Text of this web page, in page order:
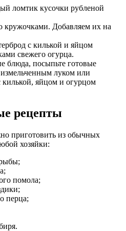
ломтик кусочки рубленой
кружочками. Добавляем их на
с килькой и яйцом
свежего огурца.
блюда, посыпьте готовые
луком или
яйцом и огурцом
рецепты
приготовить из обычных
хозяйки:
помола;
перца;